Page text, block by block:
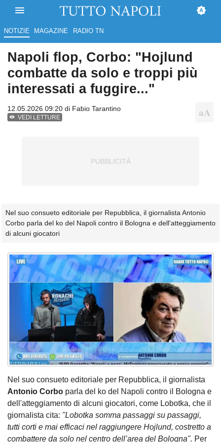
NOTIZIE MAGAZINE RADIO TN
Napoli flop, Corbo: "Hojlund
combatte da solo e troppi più
interessati a fuggire..."
12.05.2026 09:20 di Fabio Tarantino
VEDI LETTURE
Nel suo consueto editoriale per Repubblica, il giornalista Antonio
Corbo parla del ko del Napoli contro il Bologna e dell'atteggiamento
di alcuni giocatori
Nel suo consueto editoriale per Repubblica, il giornalista
Antonio Corbo parla del ko del Napoli contro il Bologna e
dell'atteggiamento di alcuni giocatori, come Lobotka, che il
giornalista cita: "Lobotka somma passaggi su passaggi,
tutti corti e mai efficaci nel raggiungere Hojlund, costretto a
combattere da solo nel centro dell’area del Bologna". Per